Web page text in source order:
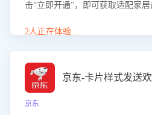
击“立即开通”，即可获取适配家
能、尺寸参数咨询等高频场景下的
2人正在体验...
京东